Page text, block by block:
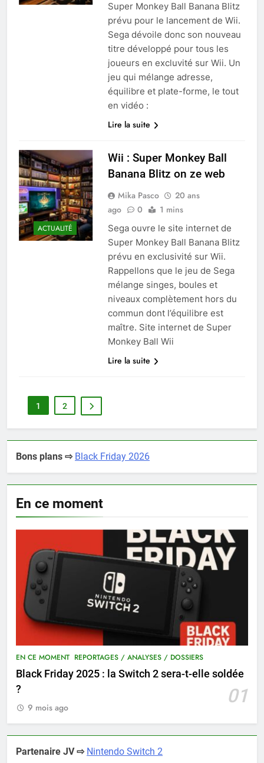
Super Monkey Ball Banana Blitz
prévu pour le lancement de Wii.
Sega dévoile donc son nouveau
titre développé pour tous les
joueurs en excluvité sur Wii. Un
jeu qui mélange adresse,
équilibre et plate-forme, le tout
en vidéo :
Lire la suite
ACTUALITÉ
Wii : Super Monkey Ball
Banana Blitz on ze web
Mika Pasco
20 ans
ago
0 1 mins
Sega ouvre le site internet de
Super Monkey Ball Banana Blitz
prévu en exclusivité sur Wii.
Rappellons que le jeu de Sega
mélange singes, boules et
niveaux complètement hors du
commun dont l’équilibre est
maître. Site internet de Super
Monkey Ball Wii
Lire la suite
1 2
Bons plans ⇨ Black Friday 2026
En ce moment
EN CE MOMENT REPORTAGES / ANALYSES / DOSSIERS
Black Friday 2025 : la Switch 2 sera-t-elle soldée
?
01
9 mois ago
Partenaire JV ⇨ Nintendo Switch 2